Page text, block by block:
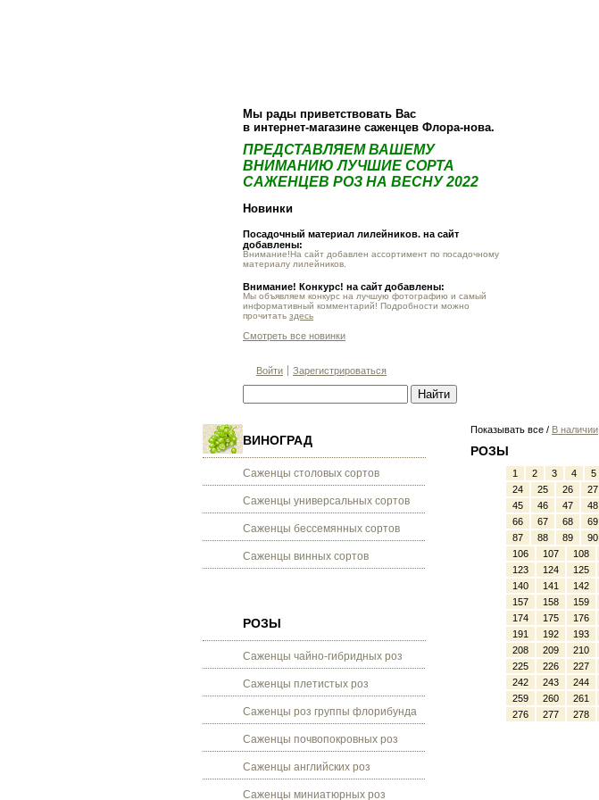
Мы рады приветствовать Вас
в интернет-магазине саженцев Флора-нова.
ПРЕДСТАВЛЯЕМ ВАШЕМУ
ВНИМАНИЮ ЛУЧШИЕ СОРТА
САЖЕНЦЕВ РОЗ НА ВЕСНУ 2022
Новинки
Посадочный материал лилейников. на сайт
добавлены:
Внимание!На сайт добавлен ассортимент по посадочному
материалу лилейников.
Внимание! Конкурс! на сайт добавлены:
Мы объявляем конкурс на лучшую фотографию и самый
информативный комментарий! Подробности можно
прочитать здесь
Смотреть все новинки
Войти Зарегистрироваться
ВИНОГРАД
Саженцы столовых сортов
Саженцы универсальных сортов
Саженцы бессемянных сортов
Саженцы винных сортов
РОЗЫ
Саженцы чайно-гибридных роз
Саженцы плетистых роз
Саженцы роз группы флорибунда
Саженцы почвопокровных роз
Саженцы английских роз
Саженцы миниатюрных роз
Показывать все / В наличии
РОЗЫ
1 2 3 4 5
24
25 26 27
45
46 47 48
66
67 68 69
87
88 89 90
106
107 108
123
124 125
140
141 142
157
158 159
174
175 176
191
192 193
208
209 210
225
226 227
242
243 244
259
260 261
276
277 278